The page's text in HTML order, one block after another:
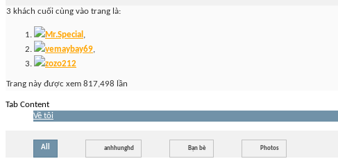
3 khách cuối cùng vào trang là:
Mr.Special ,
vemaybay69,
zozo212
Trang này được xem 817,498 lần
Tab Content
Về tôi
All anhhunghd Bạn bè Photos